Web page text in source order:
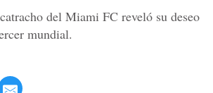
del Miami FC reveló su deseo
mundial.